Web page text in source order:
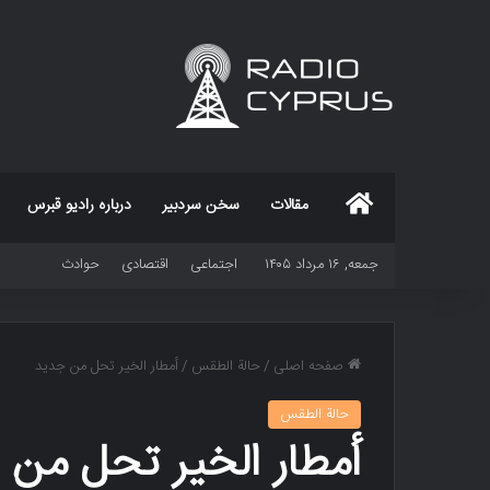
مقالات سخن سردبیر درباره رادیو قبرس
جمعه, ۱۶ مرداد ۱۴۰۵ اجتماعی اقتصادی حوادث
صفحه اصلی /حالة الطقس /أمطار الخیر تحل من جدید
حالة الطقس
أمطار الخیر تحل